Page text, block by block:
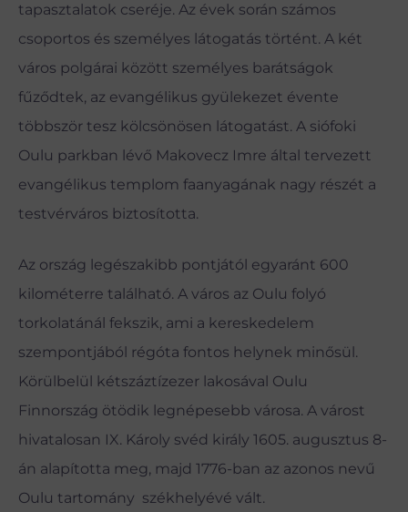
tapasztalatok cseréje. Az évek során számos
csoportos és személyes látogatás történt. A két
város polgárai között személyes barátságok
fűződtek, az evangélikus gyülekezet évente
többször tesz kölcsönösen látogatást. A siófoki
Oulu parkban lévő Makovecz Imre által tervezett
evangélikus templom faanyagának nagy részét a
testvérváros biztosította.
Az ország legészakibb pontjától egyaránt 600
kilométerre található. A város az Oulu folyó
torkolatánál fekszik, ami a kereskedelem
szempontjából régóta fontos helynek minősül.
Körülbelül kétszáztízezer lakosával Oulu
Finnország ötödik legnépesebb városa. A várost
hivatalosan IX. Károly svéd király 1605. augusztus 8-
án alapította meg, majd 1776-ban az azonos nevű
Oulu tartomány székhelyévé vált.